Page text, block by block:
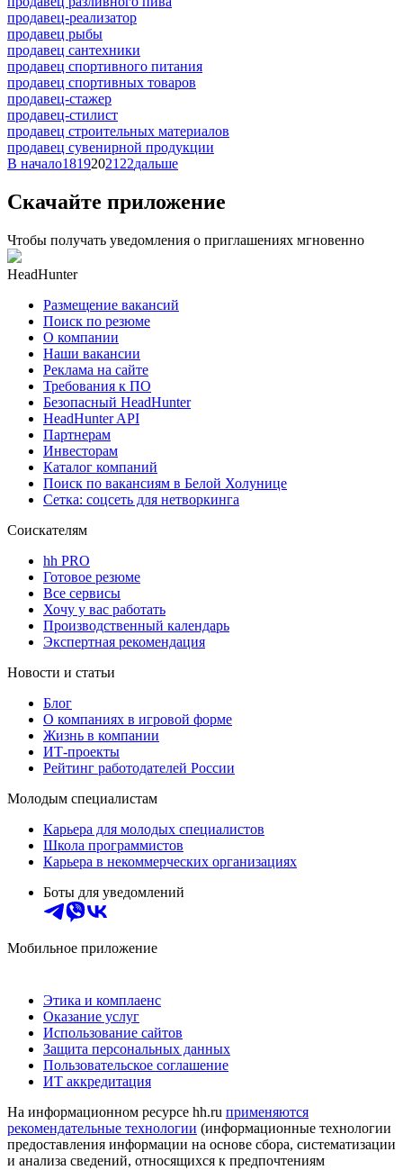
продавец-реализатор
продавец рыбы
продавец сантехники
продавец спортивного питания
продавец спортивных товаров
продавец-стажер
продавец-стилист
продавец строительных материалов
продавец сувенирной продукции
В начало18192021 22дальше
Скачайте приложение
Чтобы получать уведомления о приглашениях мгновенно
HeadHunter
Размещение вакансий
Поиск по резюме
О компании
Наши вакансии
Реклама на сайте
Требования к ПО
Безопасный HeadHunter
HeadHunter API
Партнерам
Инвесторам
Каталог компаний
Поиск по вакансиям в Белой Холунице
Сетка: соцсеть для нетворкинга
Соискателям
hh PRO
Готовое резюме
Все сервисы
Хочу у вас работать
Производственный календарь
Экспертная рекомендация
Новости и статьи
Блог
О компаниях в игровой форме
Жизнь в компании
ИТ-проекты
Рейтинг работодателей России
Молодым специалистам
Карьера для молодых специалистов
Школа программистов
Карьера в некоммерческих организациях
Боты для уведомлений
Мобильное приложение
Этика и комплаенс
Оказание услуг
Использование сайтов
Защита персональных данных
Пользовательское соглашение
ИТ аккредитация
На информационном ресурсе hh.ru применяются
рекомендательные технологии (информационные технологии
предоставления информации на основе сбора, систематизации
и анализа сведений, относящихся к предпочтениям